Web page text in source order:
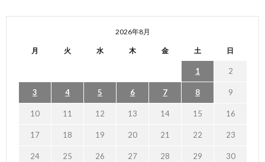
2026年8月
月 火 水 木 金 土 日
1 2
3 4 5 6 7 8 9
10 11 12 13 14 15 16
17 18 19 20 21 22 23
24 25 26 27 28 29 30